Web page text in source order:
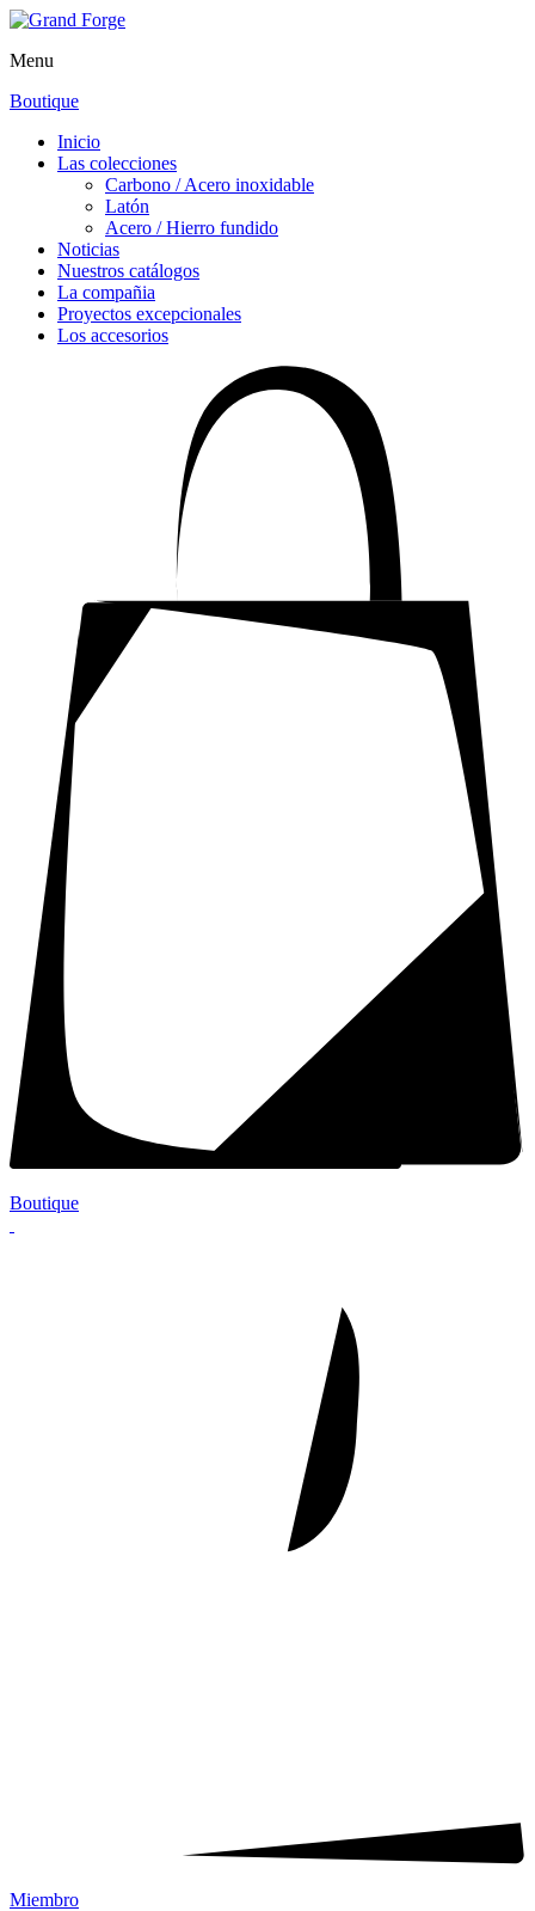
Menu
Boutique
Inicio
Las colecciones
Carbono / Acero inoxidable
Latón
Acero / Hierro fundido
Noticias
Nuestros catálogos
La compañia
Proyectos excepcionales
Los accesorios
Boutique
Miembro